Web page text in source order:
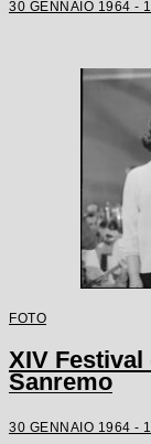
30 GENNAIO 1964 -
FOTO
XIV
Sanremo
30 GENNAIO 1964 -